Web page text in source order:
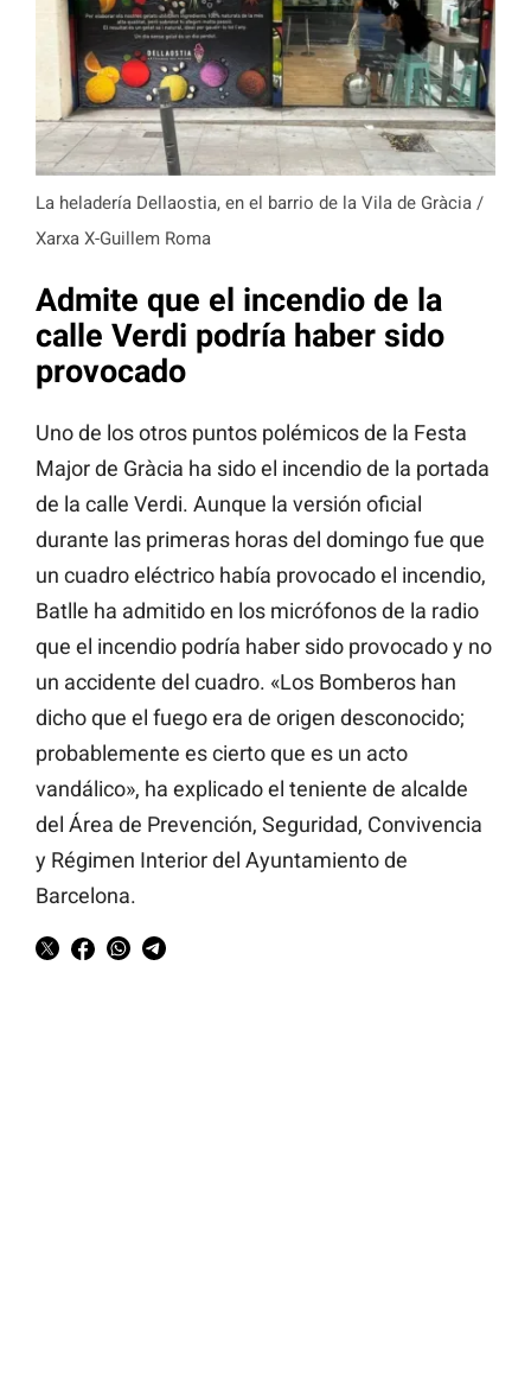
La heladería Dellaostia, en el barrio de la Vila de Gràcia /
Xarxa X-Guillem Roma
Admite que el incendio de la
calle Verdi podría haber sido
provocado
Uno de los otros puntos polémicos de la Festa
Major de Gràcia ha sido el incendio de la portada
de la calle Verdi. Aunque la versión oficial
durante las primeras horas del domingo fue que
un cuadro eléctrico había provocado el incendio,
Batlle ha admitido en los micrófonos de la radio
que el incendio podría haber sido provocado y no
un accidente del cuadro. «Los Bomberos han
dicho que el fuego era de origen desconocido;
probablemente es cierto que es un acto
vandálico», ha explicado el teniente de alcalde
del Área de Prevención, Seguridad, Convivencia
y Régimen Interior del Ayuntamiento de
Barcelona.